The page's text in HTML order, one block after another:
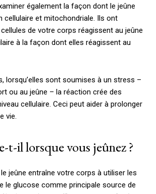
également la façon dont le jeûne
et mitochondriale. Ils ont
de votre corps réagissent au jeûne
à la façon dont elles réagissent au
lorsqu’elles sont soumises à un stress –
ou au jeûne – la réaction crée des
cellulaire. Ceci peut aider à prolonger
vie.
t-il lorsque vous jeûnez ?
jeûne entraîne votre corps à utiliser les
le glucose comme principale source de